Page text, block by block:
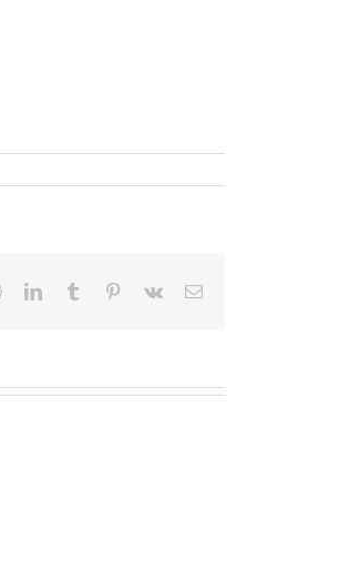
RedditLinkedInTumblr Pinterest
Vk Email